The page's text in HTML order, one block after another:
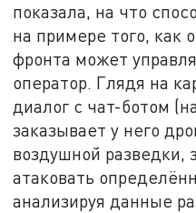
показала, на что
на примере того, как
фронта может
оператор. Глядя на
диалог с чат-ботом
заказывает у него
воздушной разведки,
атаковать
анализируя данные